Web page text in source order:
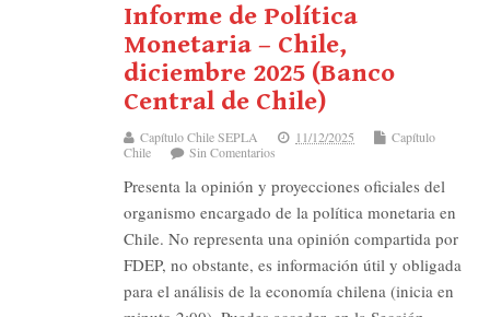
Informe de Política
Monetaria – Chile,
diciembre 2025 (Banco
Central de Chile)
Capítulo Chile SEPLA 11/12/2025
Capítulo
Chile
Sin Comentarios
Presenta la opinión y proyecciones oficiales del
organismo encargado de la política monetaria en
Chile. No representa una opinión compartida por
FDEP, no obstante, es información útil y obligada
para el análisis de la economía chilena (inicia en